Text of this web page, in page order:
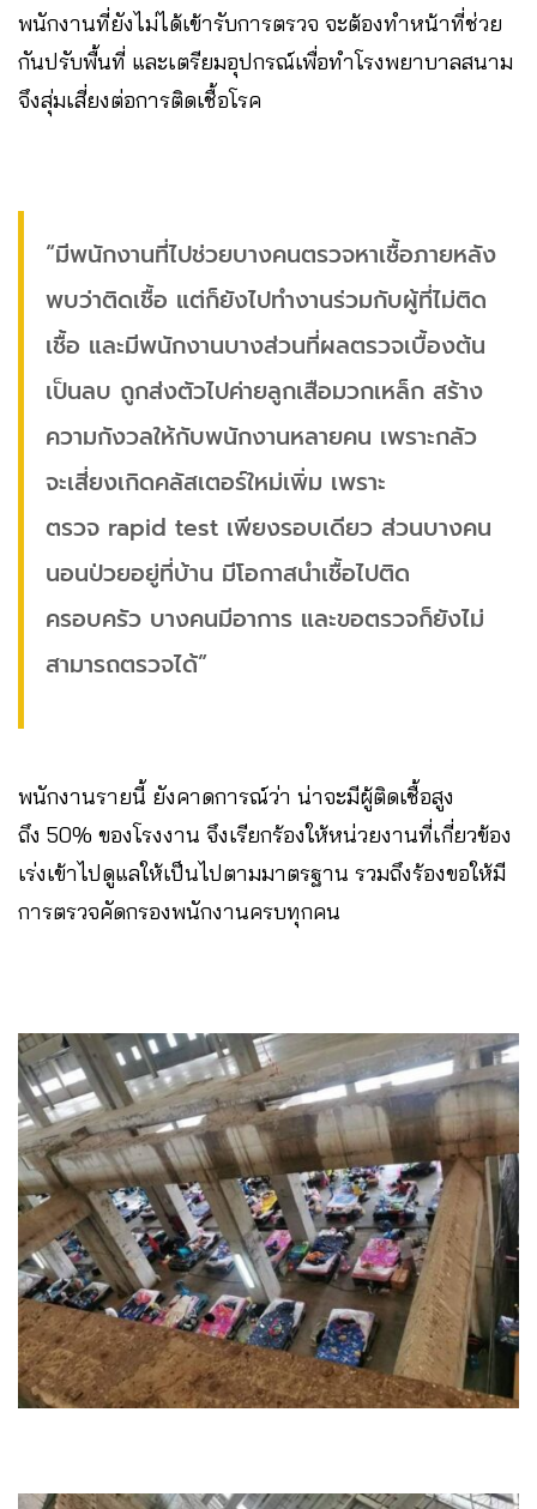
พนักงานที่ยังไม่ได้เข้ารับการตรวจ จะต้องทำหน้าที่ช่วย
กันปรับพื้นที่ และเตรียมอุปกรณ์เพื่อทำโรงพยาบาลสนาม
จึงสุ่มเสี่ยงต่อการติดเชื้อโรค
“มีพนักงานที่ไปช่วยบางคนตรวจหาเชื้อภายหลัง
พบว่าติดเชื้อ แต่ก็ยังไปทำงานร่วมกับผู้ที่ไม่ติด
เชื้อ และมีพนักงานบางส่วนที่ผลตรวจเบื้องต้น
เป็นลบ ถูกส่งตัวไปค่ายลูกเสือมวกเหล็ก สร้าง
ความกังวลให้กับพนักงานหลายคน เพราะกลัว
จะเสี่ยงเกิดคลัสเตอร์ใหม่เพิ่ม เพราะ
ตรวจ rapid test เพียงรอบเดียว ส่วนบางคน
นอนป่วยอยู่ที่บ้าน มีโอกาสนำเชื้อไปติด
ครอบครัว บางคนมีอาการ และขอตรวจก็ยังไม่
สามารถตรวจได้”
พนักงานรายนี้ ยังคาดการณ์ว่า น่าจะมีผู้ติดเชื้อสูง
ถึง 50% ของโรงงาน จึงเรียกร้องให้หน่วยงานที่เกี่ยวข้อง
เร่งเข้าไปดูแลให้เป็นไปตามมาตรฐาน รวมถึงร้องขอให้มี
การตรวจคัดกรองพนักงานครบทุกคน